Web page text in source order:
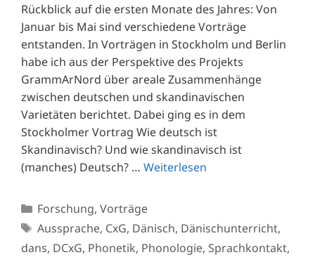
Rückblick auf die ersten Monate des Jahres: Von
Januar bis Mai sind verschiedene Vorträge
entstanden. In Vorträgen in Stockholm und Berlin
habe ich aus der Perspektive des Projekts
GrammArNord über areale Zusammenhänge
zwischen deutschen und skandinavischen
Varietäten berichtet. Dabei ging es in dem
Stockholmer Vortrag Wie deutsch ist
Skandinavisch? Und wie skandinavisch ist
(manches) Deutsch? … Weiterlesen
Kategorien
Forschung, Vorträge
Schlagwörter
Aussprache, CxG, Dänisch, Dänischunterricht,
dans, DCxG, Phonetik, Phonologie, Sprachkontakt,